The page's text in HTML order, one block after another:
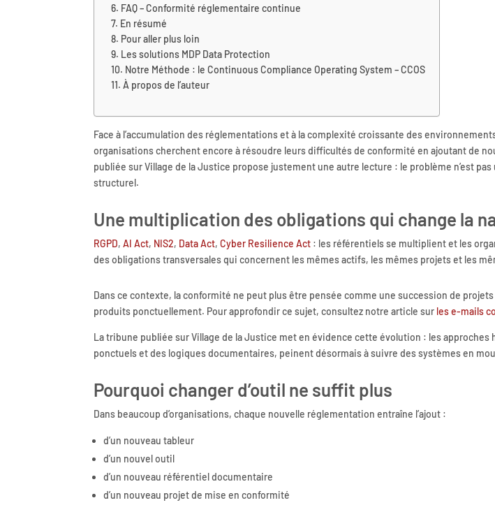
FAQ – Conformité réglementaire continue
En résumé
Pour aller plus loin
Les solutions MDP Data Protection
Notre Méthode : le Continuous Compliance Operating System – CCOS
À propos de l’auteur
Face à l’accumulation des réglementations et à la complexité croissante des
organisations cherchent encore à résoudre leurs difficultés de conformité en ajoutant de
publiée sur Village de la Justice propose justement une autre lecture : le problème n’est
structurel.
Une multiplication des obligations qui change la
RGPD,AI Act, NIS2, Data Act,Cyber Resilience Act : les référentiels se multiplient et les
des obligations transversales qui concernent les mêmes actifs, les mêmes projets et les
Dans ce contexte, la conformité ne peut plus être pensée comme une succession de
produits ponctuellement. Pour approfondir ce sujet, consultez notre article sur les e-mails
La tribune publiée sur Village de la Justice met en évidence cette évolution : les
ponctuels et des logiques documentaires, peinent désormais à suivre des systèmes en
Pourquoi changer d’outil ne suffit plus
Dans beaucoup d’organisations, chaque nouvelle réglementation entraîne l’ajout :
d’un nouveau tableur
d’un nouvel outil
d’un nouveau référentiel documentaire
d’un nouveau projet de mise en conformité